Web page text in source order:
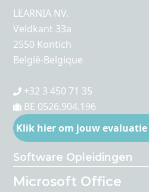
LEARNIA NV.
Veldkant 33a
2550 Kontich
België-Belgique
+32 3 450 71 35
BE 0526.904.196
Klik hier om jouw
Software Opleidingen
Microsoft Office